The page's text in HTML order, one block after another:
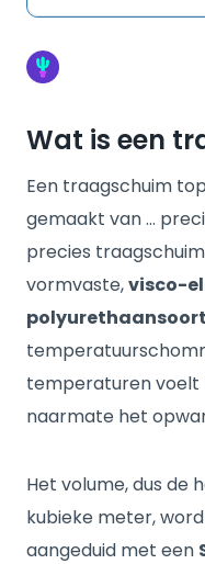
Wat is een
Een traagschuim
gemaakt van …
precies
vormvaste,visco-
polyurethaansoort
temperaturen voelt
naarmate het
Het volume, dus de
kubieke meter,
aangeduid met een